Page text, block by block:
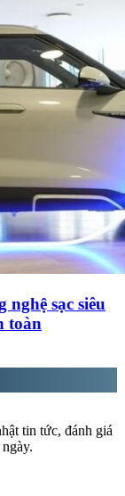
sạc siêu
toàn
tin tức, đánh giá